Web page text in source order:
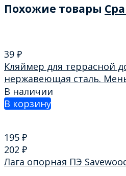
Похожие товары
39 ₽
Кляймер для террасной
нержавеющая сталь.
В наличии
В корзину
195 ₽
202 ₽
Лага опорная ПЭ